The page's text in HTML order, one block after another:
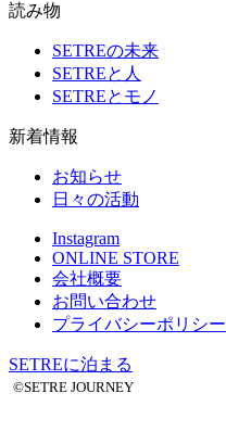
読み物
SETREの未来
SETREと人
SETREとモノ
新着情報
お知らせ
日々の活動
Instagram
ONLINE STORE
会社概要
お問い合わせ
プライバシーポリシー
SETREに泊まる
©SETRE JOURNEY